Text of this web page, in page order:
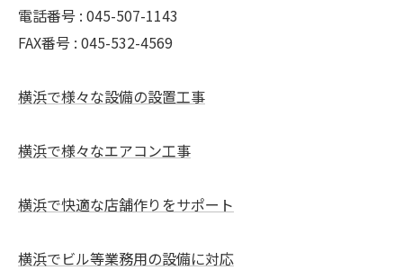
電話番号 : 045-507-1143
FAX番号 : 045-532-4569
横浜で様々な設備の設置工事
横浜で様々なエアコン工事
横浜で快適な店舗作りをサポート
横浜でビル等業務用の設備に対応